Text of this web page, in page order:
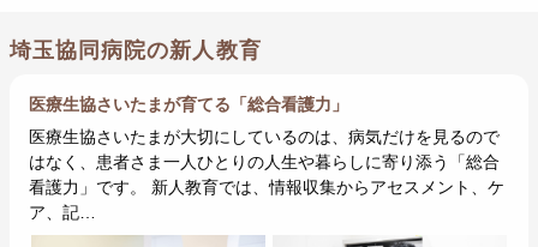
埼玉協同病院の新人教育
医療生協さいたまが育てる「総合看護力」
医療生協さいたまが大切にしているのは、病気だけを見るので
はなく、患者さま一人ひとりの人生や暮らしに寄り添う「総合
看護力」です。 新人教育では、情報収集からアセスメント、ケ
ア、記…